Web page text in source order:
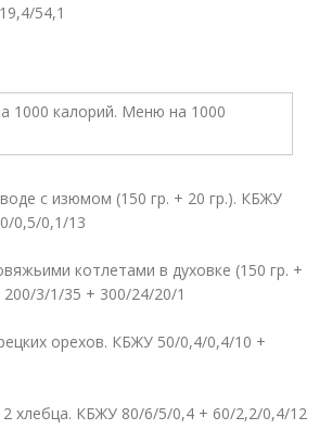
54,1
с изюмом (150 гр. + 20 гр.). КБЖУ
0,5/0,1/13
котлетами в духовке (150 гр. +
3/1/35 + 300/24/20/1
орехов. КБЖУ 50/0,4/0,4/10 +
хлебца. КБЖУ 80/6/5/0,4 + 60/2,2/0,4/12